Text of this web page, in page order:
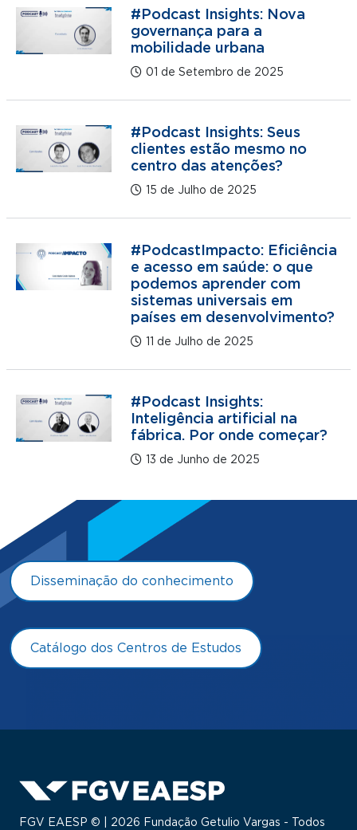
#Podcast Insights: Nova
governança para a
mobilidade urbana
01 de Setembro de 2025
#Podcast Insights: Seus
clientes estão mesmo no
centro das atenções?
15 de Julho de 2025
#PodcastImpacto: Eficiência
e acesso em saúde: o que
podemos aprender com
sistemas universais em
países em desenvolvimento?
11 de Julho de 2025
#Podcast Insights:
Inteligência artificial na
fábrica. Por onde começar?
13 de Junho de 2025
Disseminação do conhecimento
Catálogo dos Centros de Estudos
FGV EAESP © | 2026 Fundação Getulio Vargas - Todos